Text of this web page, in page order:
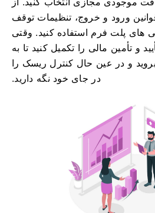
ورود و خروج، تنظیمات توقف
های پلت فرم استفاده کنید. وقتی
و تأمین مالی را تکمیل کنید تا به
و در عین حال کنترل ریسک را
در جای خود نگه دارید.